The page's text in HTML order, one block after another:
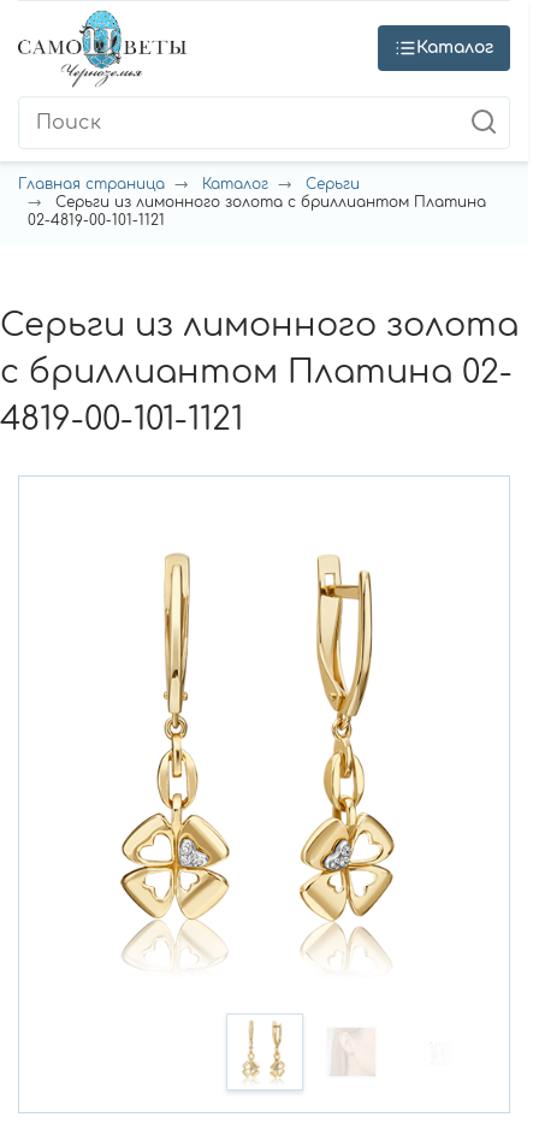
Каталог
Главная страница Каталог
Серьги
Серьги из лимонного золота с бриллиантом Платина
02-4819-00-101-1121
Серьги из лимонного золота
с бриллиантом Платина 02-
4819-00-101-1121